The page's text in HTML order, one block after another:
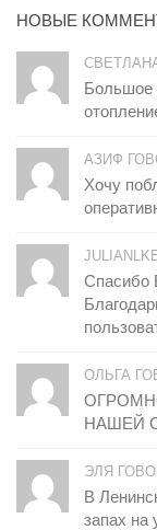
НОВЫЕ
Большое
АЗИФ
Хочу
Спасибо
ОЛЬГА
НАШЕЙ
ЭЛЯ
В
запах на